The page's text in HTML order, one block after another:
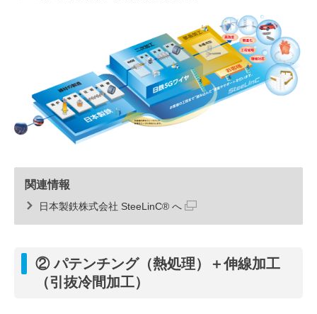
関連情報
日本製鉄株式会社 SteeLinC® へ
② パテンチング（熱処理）＋伸線加工
（引抜冷間加工）